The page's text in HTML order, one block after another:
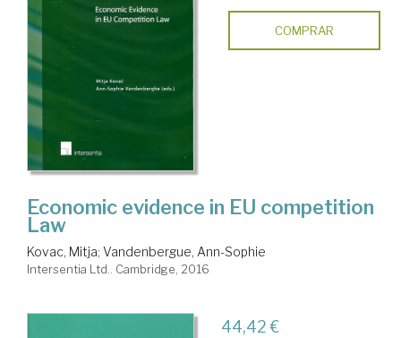
COMPRAR
Economic evidence in EU competition
Law
Kovac, Mitja; Vandenbergue, Ann-Sophie
Intersentia Ltd.. Cambridge, 2016
44,42 €